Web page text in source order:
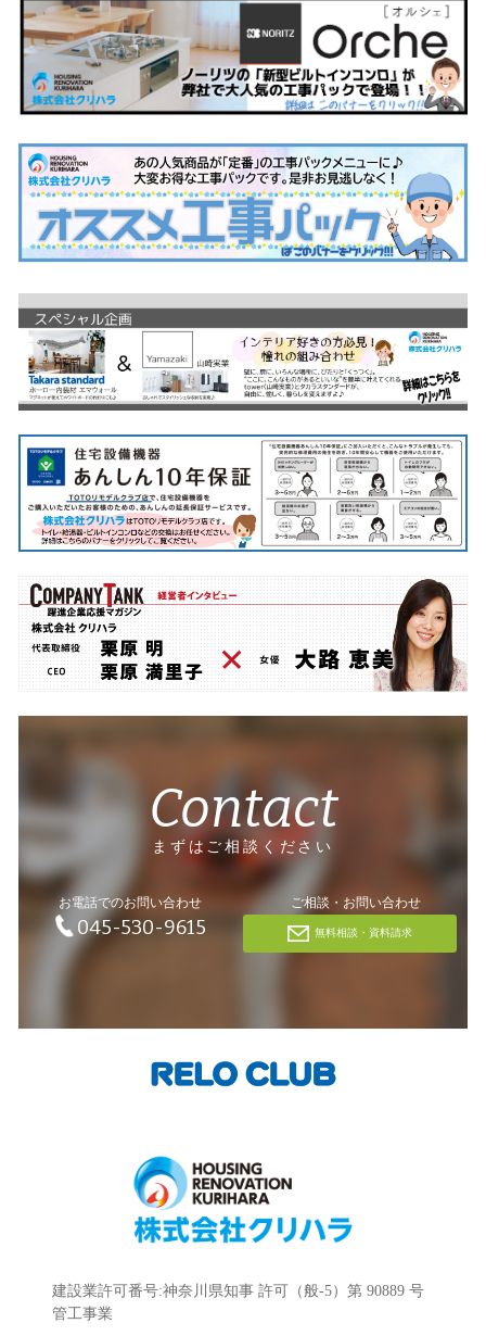
Contact
まずはご相談ください
お電話でのお問い合わせ
045-530-9615
ご相談・お問い合わせ
無料相談・資料請求
建設業許可番号:神奈川県知事 許可（般-5）第 90889 号
管工事業